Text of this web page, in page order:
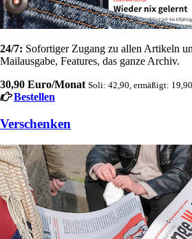
24/7: Sofortiger Zugang zu allen Artikeln
Mailausgabe, Features, das ganze Archiv.
30,90 Euro/Monat Soli: 42,90, ermäßigt: 19,90
Bestellen
Verschenken